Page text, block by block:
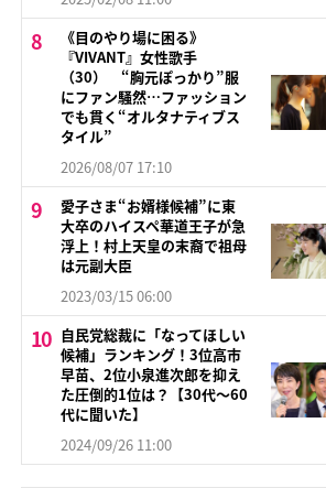
《目のやり場に困る》
『VIVANT』女性歌手
（30） “胸元ぽっかり”服
にファン騒然…ファッション
でも貫く“オルタナティブス
タイル”
2026/08/07 17:10
愛子さま“お婿様候補”に東
大卒のハイスペ華道王子が急
浮上！村上天皇の末裔で祖母
は元副大臣
2023/03/15 06:00
自民党総裁に「なってほしい
候補」ランキング！3位高市
早苗、2位小泉進次郎を抑え
た圧倒的1位は？【30代〜60
代に聞いた】
2024/09/26 11:00